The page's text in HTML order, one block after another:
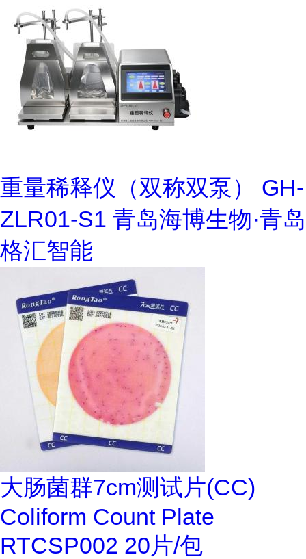
重量稀释仪（双称双泵） GH-
ZLR01-S1 青岛海博生物·青岛
格汇智能
大肠菌群7cm测试片(CC)
Coliform Count Plate
RTCSP002 20片/包